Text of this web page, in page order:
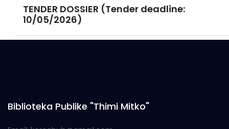
TENDER DOSSIER (Tender deadline:
10/05/2026)
Biblioteka Publike "Thimi Mitko"